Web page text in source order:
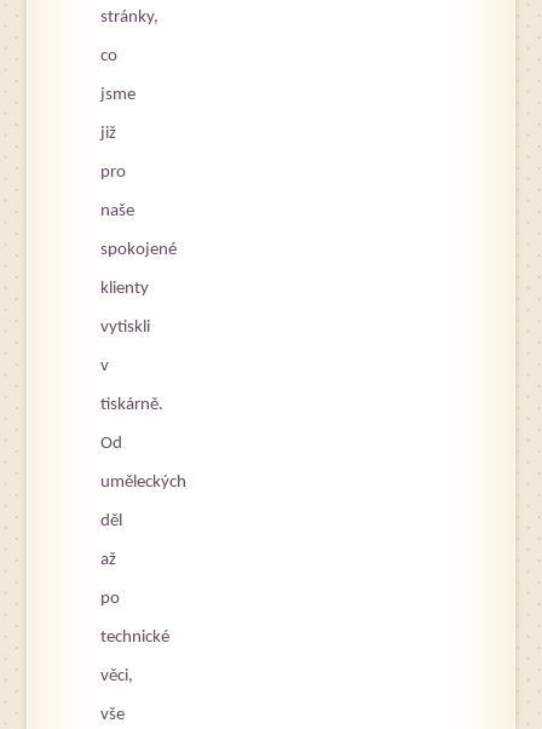
stránky,
co
jsme
již
pro
naše
spokojené
klienty
vytiskli
v
tiskárně.
Od
uměleckých
děl
až
po
technické
věci,
vše